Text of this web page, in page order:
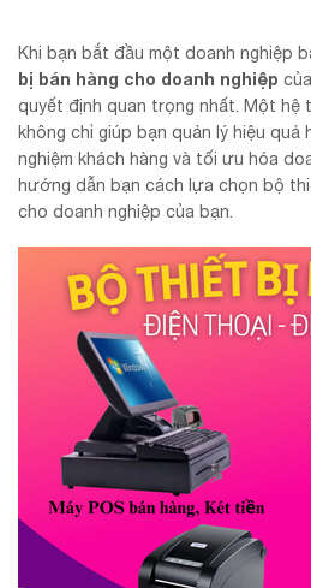
Khi bạn bắt đầu một doanh nghiệp
bị bán hàng cho doanh nghiệp
quyết định quan trọng nhất. Một hệ
không chỉ giúp bạn quản lý hiệu quả
nghiệm khách hàng và tối ưu hóa
hướng dẫn bạn cách lựa chọn bộ
cho doanh nghiệp của bạn.